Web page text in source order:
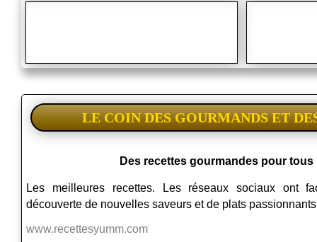
LE COIN DES GOURMANDS ET
Des recettes gourmandes pour tous
Les meilleures recettes. Les réseaux sociaux ont
découverte de nouvelles saveurs et de plats
www.recettesyumm.com